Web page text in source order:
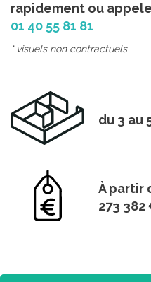
rapidement ou
01 40 55 81 81
* visuels non contractuels
du 3 au
À partir
273 382